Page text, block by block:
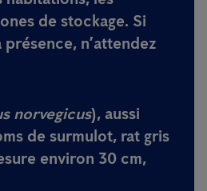
de stockage. Si
n’attendez
norvegicus), aussi
de surmulot, rat gris
environ 30 cm,